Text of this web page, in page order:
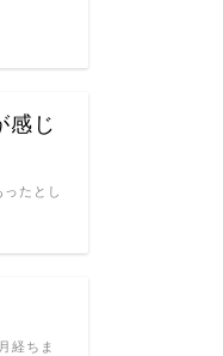
感じ
たとし
経ちま